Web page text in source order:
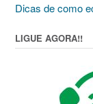
Dicas de como
LIGUE AGORA!!